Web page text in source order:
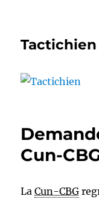
Tactichien
Cun-
LaCun-CBG